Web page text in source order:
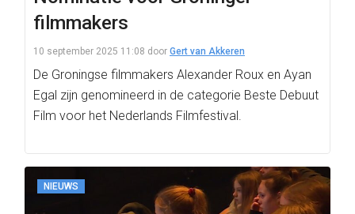
filmmakers
10 september 2025 11:08 door Gert van Akkeren
De Groningse filmmakers Alexander Roux en Ayan
Egal zijn genomineerd in de categorie Beste Debuut
Film voor het Nederlands Filmfestival.
NIEUWS